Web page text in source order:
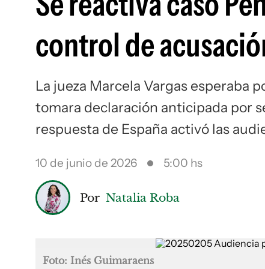
control de
La jueza Marcela Vargas esperaba
tomara declaración anticipada por
respuesta de España activó las
10 de junio de 2026 5:00 hs
Por Natalia Roba
Foto: Inés Guimaraens